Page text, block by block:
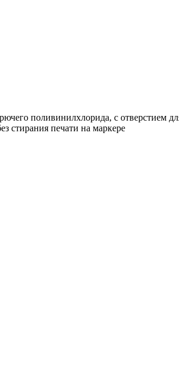
поливинилхлорида, с отверстием
стирания печати на маркере